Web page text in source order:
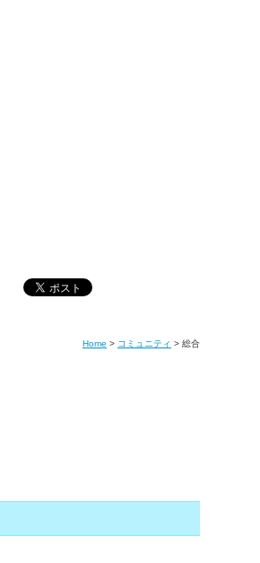
Home > コミュニティ > 総合